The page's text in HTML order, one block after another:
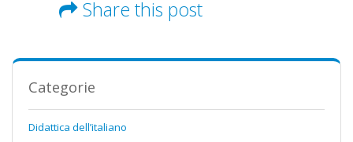
Share this post
Categorie
Didattica dell’italiano